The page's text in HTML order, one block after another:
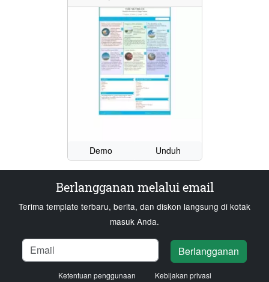
Demo Unduh
Berlangganan melalui email
Terima template terbaru, berita, dan diskon langsung di kotak
masuk Anda.
Nama
Email Memuat...
Berlangganan
Ketentuan penggunaan Kebijakan privasi